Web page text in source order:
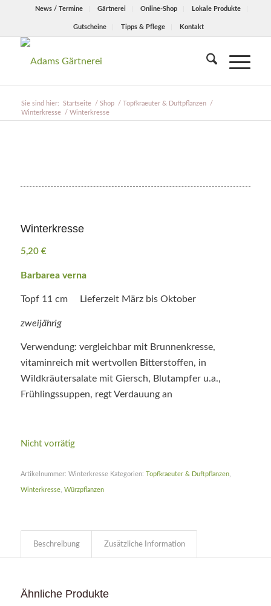
News / Termine Gärtnerei Online-Shop Lokale Produkte
Gutscheine Tipps & Pflege Kontakt
Sie sind hier: Startseite / Shop / Topfkraeuter & Duftpflanzen
/
Winterkresse
/ Winterkresse
Winterkresse
5,20 €
Barbarea verna
Topf 11 cm Lieferzeit März bis Oktober
zweijährig
Verwendung: vergleichbar mit Brunnenkresse,
vitaminreich mit wertvollen Bitterstoffen, in
Wildkräutersalate mit Giersch, Blutampfer u.a.,
Frühlingssuppen, regt Verdauung an
Nicht vorrätig
Artikelnummer: Winterkresse Kategorien: Topfkraeuter & Duftpflanzen,
Winterkresse, Würzpflanzen
Beschreibung Zusätzliche Information
Ähnliche Produkte